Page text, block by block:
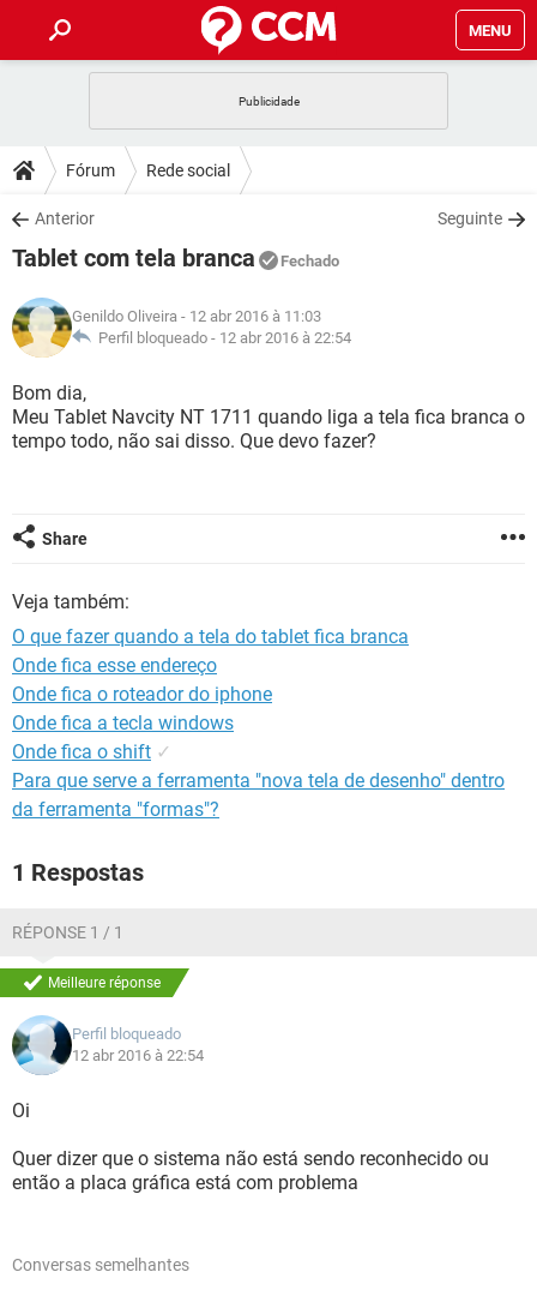
MENU
CELULAR
OUTLOOK
INSTAGRAM GMAIL
GUIA DE COMPRAS
DICAS
JOGOS
INSTAGRAM GMAIL
GUIA DE COMPRAS
DOWNLOADS
JOGOS WHATSAPP
CELULAR
OUTLOOK EXCEL
INSTAGRAM
GUIA DE COMPRAS
JOGOS WHATSAPP
CELULAR
OUTLOOK
INSTAGRAM GMAIL
GLOSSÁRIO
JOGOS
CELULAR FACEBOOK
GUIA DE COMPRAS
Fórum Rede social
Anterior Seguinte
Tablet com tela branca Fechado
Genildo Oliveira - 12 abr 2016 à 11:03
Perfil bloqueado - 12 abr 2016 à 22:54
Bom dia,
Meu Tablet Navcity NT 1711 quando liga a tela fica branca o
tempo todo, não sai disso. Que devo fazer?
Share
Veja também:
O que fazer quando a tela do tablet fica branca
Onde fica esse endereço
Onde fica o roteador do iphone
Onde fica a tecla windows
Onde fica o shift ✓
Para que serve a ferramenta "nova tela de desenho" dentro
da ferramenta "formas"?
1 Respostas
RÉPONSE 1 / 1
Meilleure réponse
Perfil bloqueado
12 abr 2016 à 22:54
Oi
Quer dizer que o sistema não está sendo reconhecido ou
então a placa gráfica está com problema
Conversas semelhantes